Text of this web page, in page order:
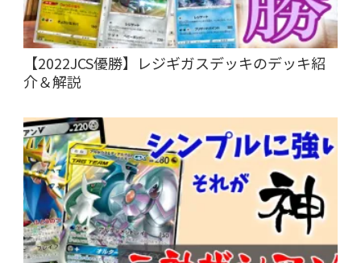
【2022JCS優勝】レジギガスデッキのデッキ紹
介＆解説